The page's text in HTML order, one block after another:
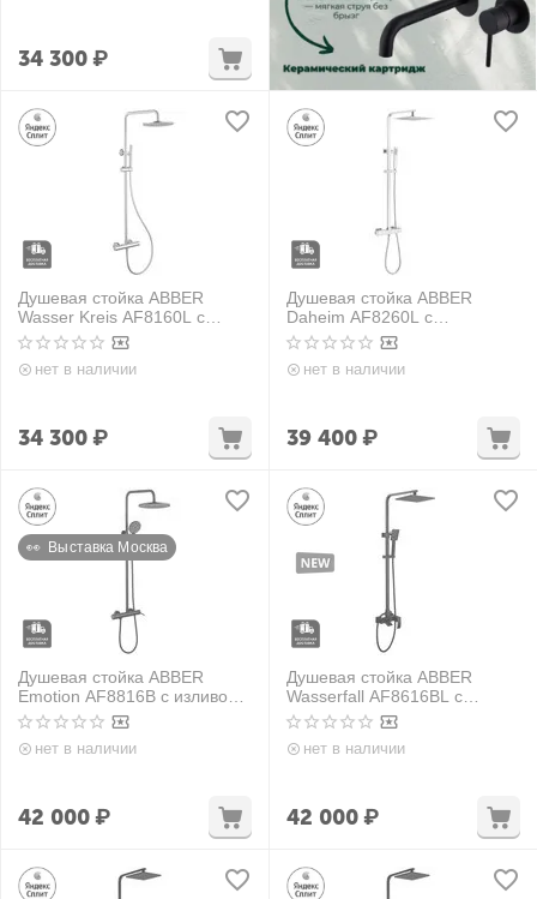
34 300₽
Душевая стойка ABBER
Wasser Kreis AF8160L с
термостатом без излива,
хром
нет в наличии
34 300₽
Душевая стойка ABBER
Daheim AF8260L с
термостатом без излива,
хром
нет в наличии
39 400₽
👀  Выставка Москва
Душевая стойка ABBER
Emotion AF8816B с изливом,
черная матовая
нет в наличии
42 000₽
Душевая стойка ABBER
Wasserfall AF8616BL с
изливом, черный матовый
нет в наличии
42 000₽